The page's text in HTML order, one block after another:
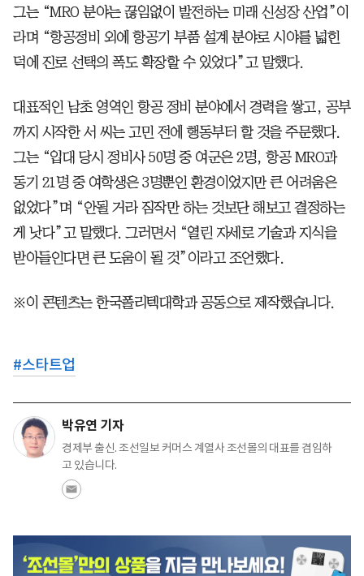
그는 “MRO 분야는 끊임없이 발전하는 미래 신성장 산업”이
라며 “항공정비 외에 항공기 부품 설계 분야로 시야를 넓힌
덕에 진로 선택의 폭도 확장할 수 있었다”고 말했다.
대표적인 남초 영역인 항공 정비 분야에서 경력을 쌓고, 공부
까지 시작한 서 씨는 고민 전에 행동부터 할 것을 주문했다.
그는 “입대 당시 정비사 50명 중 여군은 2명, 항공 MRO과
동기 21명 중 여학생은 3명뿐인 환경이었지만 큰 어려움은
없었다”며 “안될 거라 짐작만 하는 것보단 해보고 결정하는
게 낫다”고 말했다. 그러면서 “열린 자세로 기술과 지식을
받아들인다면 큰 도움이 될 것”이라고 조언했다.
※이 콘텐츠는 한국폴리텍대학과 공동으로 제작했습니다.
#스타트업
박유연 기자
경제부 출신. 조선일보 커머스 계열사 조선몰의 대표를 겸임하
고 있습니다.